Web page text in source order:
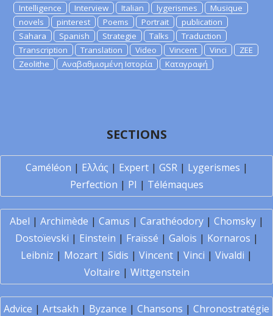
Intelligence
Interview Italian lygerismes
Musique
novels
pinterest Poems Portrait
publication
Sahara
Spanish Strategie Talks
Traduction
Transcription
Translation Video Vincent Vinci
ZEE
Zeolithe
Αναβαθμισμένη Ιστορία Καταγραφή
SECTIONS
Caméléon | Ελλάς | Expert| GSR| Lygerismes |
Perfection | PI | Télémaques
Abel | Archimède | Camus | Carathéodory| Chomsky|
Dostoïevski | Einstein | Fraïssé | Galois | Kornaros |
Leibniz | Mozart | Sidis | Vincent | Vinci | Vivaldi |
Voltaire | Wittgenstein
Advice | Artsakh | Byzance | Chansons | Chronostratégie